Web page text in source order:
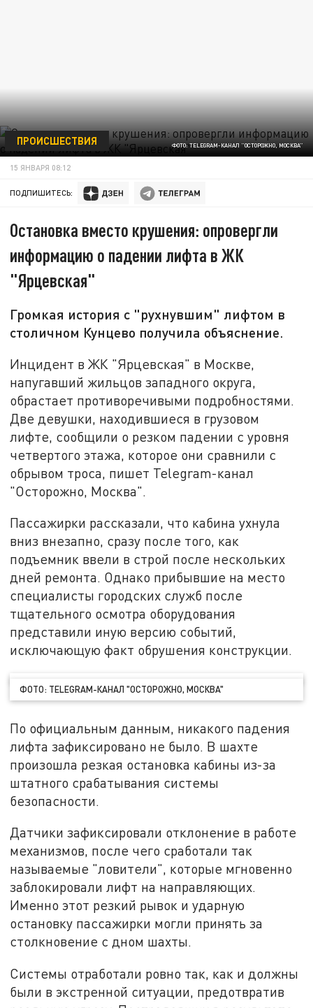
ФОТО: TELEGRAM-КАНАЛ "ОСТОРОЖНО, МОСКВА"
ПРОИСШЕСТВИЯ
15 ЯНВАРЯ 08:12
ПОДПИШИТЕСЬ:
Остановка вместо крушения: опровергли
информацию о падении лифта в ЖК
"Ярцевская"
Громкая история с "рухнувшим" лифтом в
столичном Кунцево получила объяснение.
Инцидент в ЖК "Ярцевская" в Москве,
напугавший жильцов западного округа,
обрастает противоречивыми подробностями.
Две девушки, находившиеся в грузовом
лифте, сообщили о резком падении с уровня
четвертого этажа, которое они сравнили с
обрывом троса, пишет Telegram-канал
"Осторожно, Москва".
Пассажирки рассказали, что кабина ухнула
вниз внезапно, сразу после того, как
подъемник ввели в строй после нескольких
дней ремонта. Однако прибывшие на место
специалисты городских служб после
тщательного осмотра оборудования
представили иную версию событий,
исключающую факт обрушения конструкции.
ФОТО: TELEGRAM-КАНАЛ "ОСТОРОЖНО, МОСКВА"
По официальным данным, никакого падения
лифта зафиксировано не было. В шахте
произошла резкая остановка кабины из-за
штатного срабатывания системы
безопасности.
Датчики зафиксировали отклонение в работе
механизмов, после чего сработали так
называемые "ловители", которые мгновенно
заблокировали лифт на направляющих.
Именно этот резкий рывок и ударную
остановку пассажирки могли принять за
столкновение с дном шахты.
Системы отработали ровно так, как и должны
были в экстренной ситуации, предотвратив